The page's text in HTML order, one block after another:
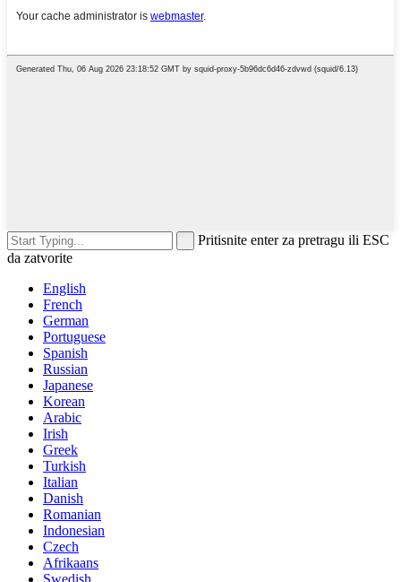
Pritisnite enter za pretragu ili ESC
da zatvorite
English
French
German
Portuguese
Spanish
Russian
Japanese
Korean
Arabic
Irish
Greek
Turkish
Italian
Danish
Romanian
Indonesian
Czech
Afrikaans
Swedish